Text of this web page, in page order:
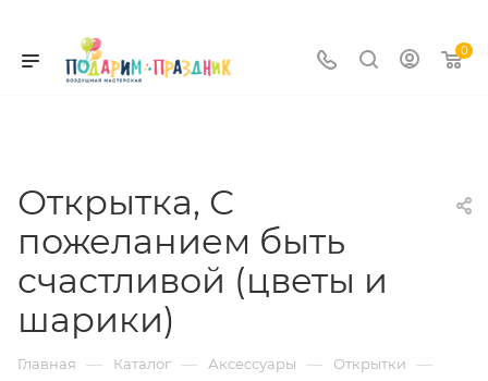
0
Открытка, С
пожеланием быть
счастливой (цветы и
шарики)
Главная — Каталог — Аксессуары — Открытки —